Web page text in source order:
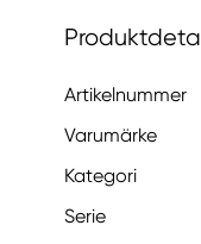
Artikelnummer
Varumärke
Kategori
Serie